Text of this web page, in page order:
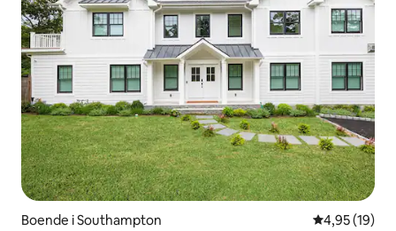
Boende i Southampton 4,95 av 5 i
4,95 (19)